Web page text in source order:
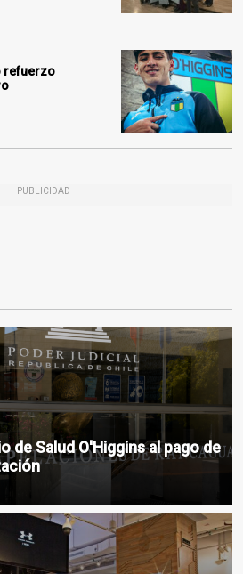
refuerzo
PUBLICIDAD
de Salud O'Higgins al pago de